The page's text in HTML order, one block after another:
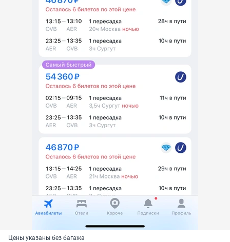
Цены указаны без багажа